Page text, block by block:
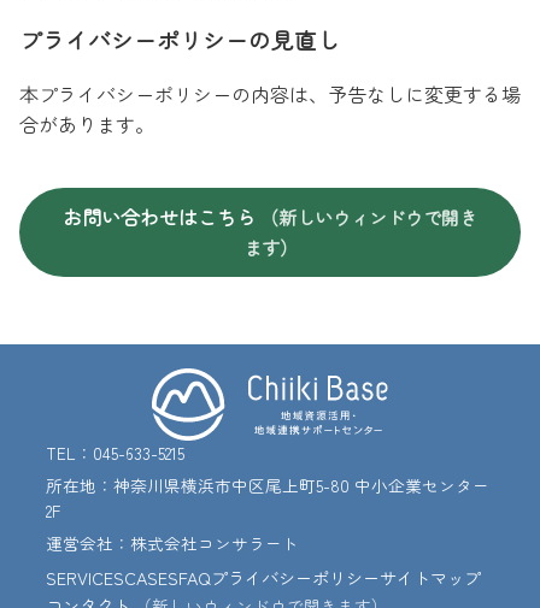
プライバシーポリシーの見直し
本プライバシーポリシーの内容は、予告なしに変更する場
合があります。
お問い合わせはこちら
（新しいウィンドウで開き
ます）
TEL：045-633-5215
所在地：神奈川県横浜市中区尾上町5-80 中小企業センター
2F
運営会社：株式会社コンサラート
SERVICESCASESFAQプライバシーポリシーサイトマップ